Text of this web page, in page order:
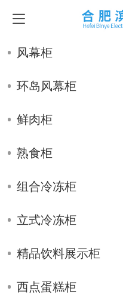
风幕柜
环岛风幕柜
鲜肉柜
熟食柜
组合冷冻柜
立式冷冻柜
精品饮料展示柜
西点蛋糕柜